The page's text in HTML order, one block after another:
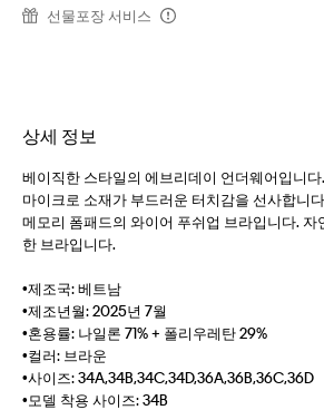
선물포장 서비스
상세 정보
베이직한 스타일의 에브리데이 언더웨어입니
마이크로 소재가 부드러운 터치감을 선사합니
메모리 폼패드의 와이어 푸쉬업 브라입니다. 자
한 브라입니다.
•제조국: 베트남
•제조년월: 2025년 7월
•혼용률: 나일론 71% + 폴리우레탄 29%
•컬러: 브라운
•사이즈: 34A,34B,34C,34D,36A,36B,36C,36D
•모델 착용 사이즈: 34B